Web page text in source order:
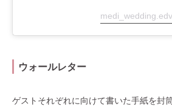
medi_wedding.edv
ウォールレター
ゲストそれぞれに向けて書いた手紙を封